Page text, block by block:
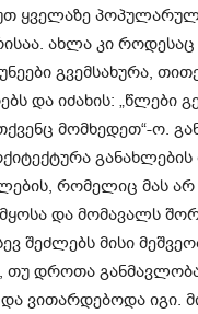
ყველაზე
ახლა კი
გვემსახურა,
და იძახის: „წლები
მომხედეთ“-ო.
რომელიც მას არ
და მომავალს
შეძლებს მისი
თუ დროთა
ვითარდებოდა იგი.